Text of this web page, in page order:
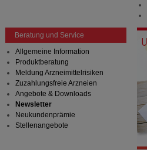
Beratung und Service
Allgemeine Information
Produktberatung
Meldung Arzneimittelrisiken
Zuzahlungsfreie Arzneien
Angebote & Downloads
Newsletter
Neukundenprämie
Stellenangebote